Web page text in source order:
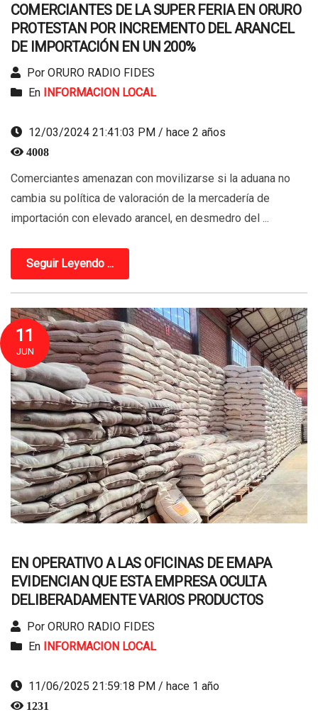
COMERCIANTES DE LA SUPER FERIA EN ORURO
PROTESTAN POR INCREMENTO DEL ARANCEL
DE IMPORTACIÓN EN UN 200%
Por ORURO RADIO FIDES
En INFORMACION LOCAL
12/03/2024 21:41:03 PM / hace 2 años
4008
Comerciantes amenazan con movilizarse si la aduana no
cambia su política de valoración de la mercadería de
importación con elevado arancel, en desmedro del ...
Seguir Leyendo ...
11
JUN
EN OPERATIVO A LAS OFICINAS DE EMAPA
EVIDENCIAN QUE ESTA EMPRESA OCULTA
DELIBERADAMENTE VARIOS PRODUCTOS
Por ORURO RADIO FIDES
En INFORMACION LOCAL
11/06/2025 21:59:18 PM / hace 1 año
1231